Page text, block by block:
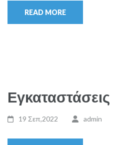
READ MORE
Εγκαταστάσεις
19 Σεπ,2022 admin